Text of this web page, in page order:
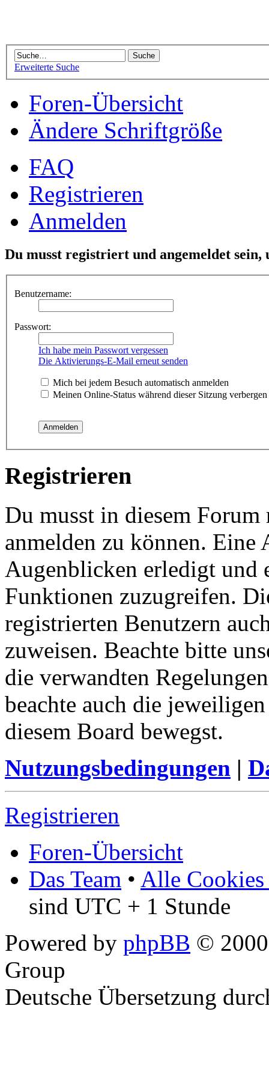
Erweiterte Suche
Foren-Übersicht
Ändere Schriftgröße
FAQ
Registrieren
Anmelden
Du musst registriert und angemeldet sein,
Benutzername:
Passwort:
Ich habe mein Passwort vergessen
Die Aktivierungs-E-Mail erneut senden
Mich bei jedem Besuch automatisch anmelden
Meinen Online-Status während dieser Sitzung verbergen
Registrieren
Du musst in diesem
anmelden zu können.
Augenblicken erledigt und
Funktionen zuzugreifen.
registrierten Benutzern
zuweisen. Beachte bitte
die verwandten
beachte auch die
diesem Board bewegst.
Nutzungsbedingungen |
Registrieren
Foren-Übersicht
Das Team • Alle Cookies
sind UTC + 1 Stunde
Powered by phpBB ©
Group
Deutsche Übersetzung